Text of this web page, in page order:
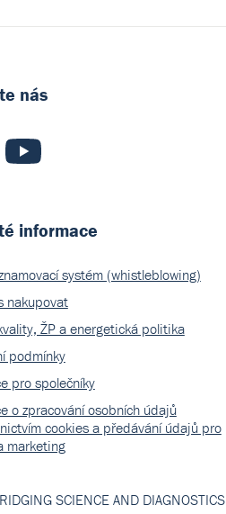
nás
informace
systém (whistleblowing)
nakupovat
ŽP a energetická politika
podmínky
pro společníky
o zpracování osobních údajů
cookies a předávání údajů pro
marketing
SCIENCE AND DIAGNOSTICS